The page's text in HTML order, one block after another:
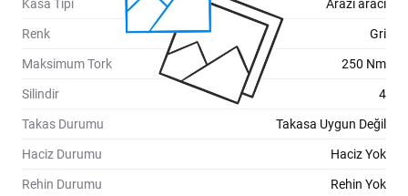
Kasa Tipi Arazi aracı
Renk Gri
Maksimum Tork 250 Nm
Silindir 4
Takas Durumu Takasa Uygun Değil
Haciz Durumu Haciz Yok
Rehin Durumu Rehin Yok